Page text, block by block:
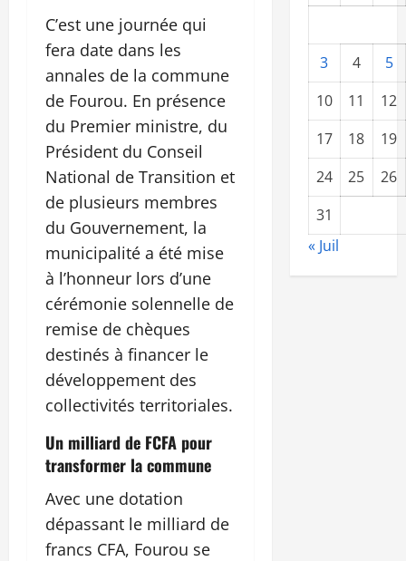
C’est une journée qui
fera date dans les
annales de la commune
de Fourou. En présence
du Premier ministre, du
Président du Conseil
National de Transition et
de plusieurs membres
du Gouvernement, la
municipalité a été mise
à l’honneur lors d’une
cérémonie solennelle de
remise de chèques
destinés à financer le
développement des
collectivités territoriales.
Un milliard de FCFA pour
transformer la commune
Avec une dotation
dépassant le milliard de
francs CFA, Fourou se
3 4
5
10
11
12
17
18
19
24
25
26
31
« Juil